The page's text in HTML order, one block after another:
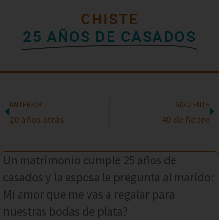
CHISTE
25 AÑOS DE CASADOS
ANTERIOR
20 años atrás
SIGUIENTE
40 de fiebre
Un matrimonio cumple 25 años de
casados y la esposa le pregunta al marido:
Mi amor que me vas a regalar para
nuestras bodas de plata?